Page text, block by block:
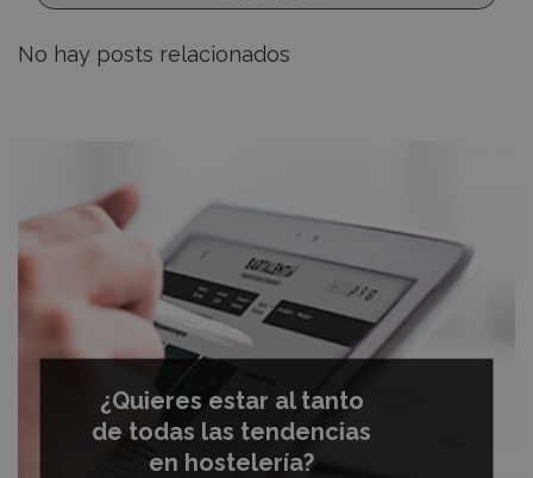
No hay posts relacionados
¿Quieres estar al tanto
de todas las tendencias
en hostelería?